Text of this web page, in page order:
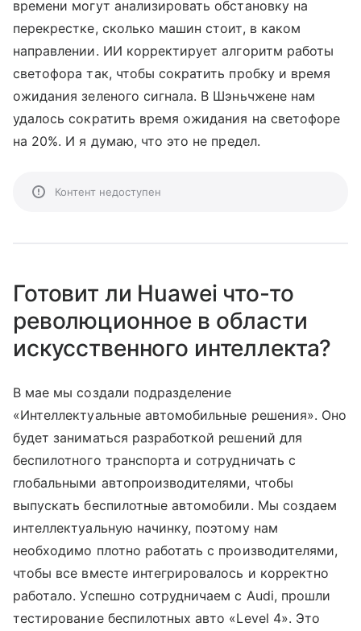
времени могут анализировать обстановку на
перекрестке, сколько машин стоит, в каком
направлении. ИИ корректирует алгоритм работы
светофора так, чтобы сократить пробку и время
ожидания зеленого сигнала. В Шэньчжене нам
удалось сократить время ожидания на светофоре
на 20%. И я думаю, что это не предел.
Контент недоступен
Готовит ли Huawei что-то
революционное в области
искусственного интеллекта?
В мае мы создали подразделение
«Интеллектуальные автомобильные решения». Оно
будет заниматься разработкой решений для
беспилотного транспорта и сотрудничать с
глобальными автопроизводителями, чтобы
выпускать беспилотные автомобили. Мы создаем
интеллектуальную начинку, поэтому нам
необходимо плотно работать с производителями,
чтобы все вместе интегрировалось и корректно
работало. Успешно сотрудничаем с Audi, прошли
тестирование беспилотных авто «Level 4». Это